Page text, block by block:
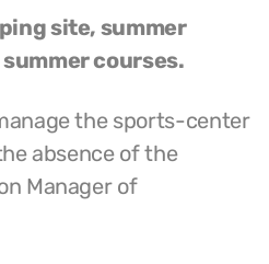
site, summer
courses.
the sports-center
absence of the
Manager of